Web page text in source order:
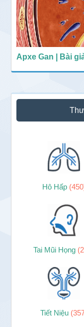
Apxe Gan | Bài
Hô Hấp
Tai Mũi Họng
Tiết Niệu